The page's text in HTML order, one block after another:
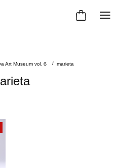
Art Museum vol.６ marieta